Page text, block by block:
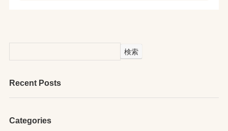
検索
Recent Posts
Categories